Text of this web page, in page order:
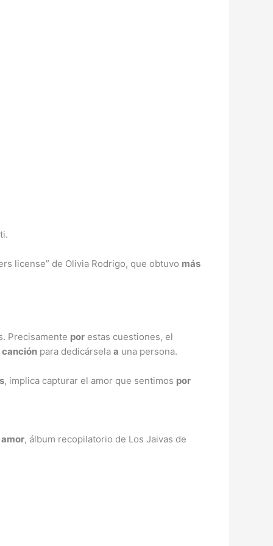
license” de Olivia Rodrigo, que obtuvo más
Precisamente por estas cuestiones, el
canción para dedicársela a una persona.
, implica capturar el amor que sentimos por
amor, álbum recopilatorio de Los Jaivas de